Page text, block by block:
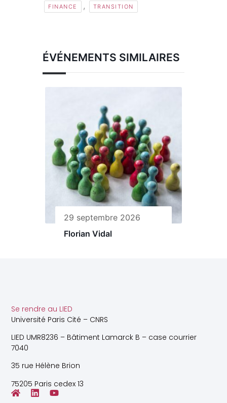
FINANCE , TRANSITION
ÉVÉNEMENTS SIMILAIRES
29 septembre 2026
Florian Vidal
Se rendre au LIED
Université Paris Cité – CNRS
LIED UMR8236 – Bâtiment Lamarck B – case courrier
7040
35 rue Hélène Brion
75205 Paris cedex 13